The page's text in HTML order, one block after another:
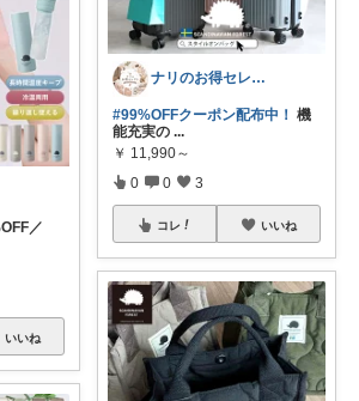
／
いいね
ナリのお得セレクト
#99%OFFクーポン配布中！ 機
能充実の ...
￥ 11,990～
0 0 3
コレ いいね